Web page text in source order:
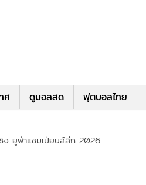
ศ ดูบอลสด ฟุตบอลไทย
ง ยูฟ่าแชมเปียนส์ลีก 2026